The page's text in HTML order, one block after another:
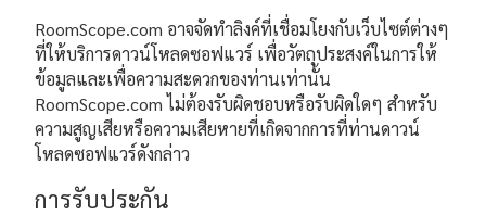
RoomScope.com อาจจัดทำลิงค์ที่เชื่อมโยงกับเว็บไซต์ต่างๆ
ที่ให้บริการดาวน์โหลดซอฟแวร์ เพื่อวัตถุประสงค์ในการให้
ข้อมูลและเพื่อความสะดวกของท่านเท่านั้น
RoomScope.com ไม่ต้องรับผิดชอบหรือรับผิดใดๆ สำหรับ
ความสูญเสียหรือความเสียหายที่เกิดจากการที่ท่านดาวน์
โหลดซอฟแวร์ดังกล่าว
การรับประกัน